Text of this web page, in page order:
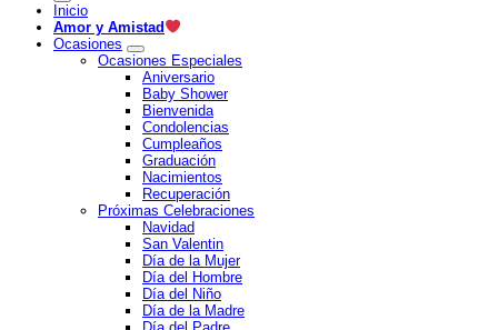
Inicio
Amor y Amistad
Ocasiones
Ocasiones Especiales
Aniversario
Baby Shower
Bienvenida
Condolencias
Cumpleaños
Graduación
Nacimientos
Recuperación
Próximas Celebraciones
Navidad
San Valentin
Día de la Mujer
Día del Hombre
Día del Niño
Día de la Madre